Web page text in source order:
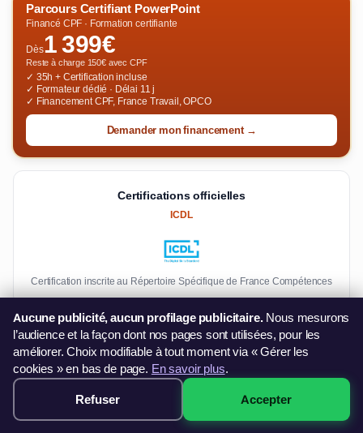
Parcours Certifiant PowerPoint
Financé CPF · Formation certifiante
Dès1 399€
Reste à charge 150€ avec CPF
✓ 35h + Certification incluse
✓ Formateur dédié · Délai 11 j
✓ Financement CPF, France Travail, OPCO
Demander mon financement →
Certifications officielles
ICDL
Certification inscrite au Répertoire Spécifique de France Compétences
Articles PowerPoint
Masques de diapositives →
Créez des modèles professionnels réutilisables
Certification ICDL PowerPoint →
Validez vos compétences, éligible CPF
249€ · Voir les sessions →
Aucune publicité, aucun profilage publicitaire.Nous mesurons
l’audience et la façon dont nos pages sont utilisées, pour les
améliorer. Choix modifiable à tout moment via « Gérer les
cookies » en bas de page. En savoir plus.
Refuser Accepter